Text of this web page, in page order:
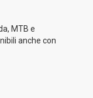
MTB e
anche con